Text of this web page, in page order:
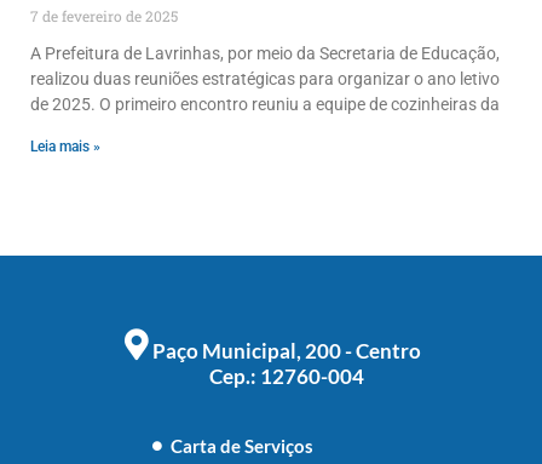
7 de fevereiro de 2025
A Prefeitura de Lavrinhas, por meio da Secretaria de Educação,
realizou duas reuniões estratégicas para organizar o ano letivo
de 2025. O primeiro encontro reuniu a equipe de cozinheiras da
Leia mais »
Paço Municipal, 200 - Centro
Cep.: 12760-004
Carta de Serviços